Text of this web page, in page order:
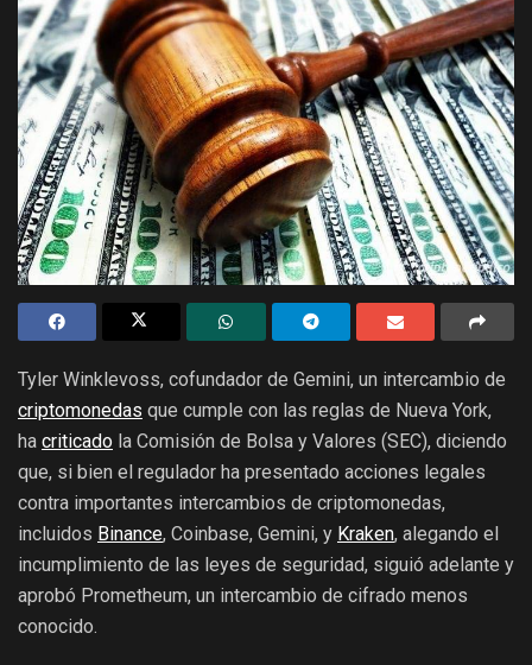
Tyler Winklevoss, cofundador de Gemini, un intercambio de
criptomonedas que cumple con las reglas de Nueva York,
ha criticado la Comisión de Bolsa y Valores (SEC), diciendo
que, si bien el regulador ha presentado acciones legales
contra importantes intercambios de criptomonedas,
incluidos Binance, Coinbase, Gemini, y Kraken, alegando el
incumplimiento de las leyes de seguridad, siguió adelante y
aprobó Prometheum, un intercambio de cifrado menos
conocido.